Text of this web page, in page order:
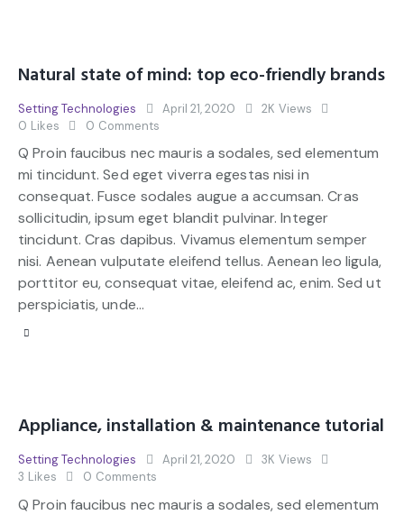
Natural state of mind: top eco-friendly brands
Setting Technologies April 21, 2020 2K Views
0 Likes 0 Comments
Q Proin faucibus nec mauris a sodales, sed elementum
mi tincidunt. Sed eget viverra egestas nisi in
consequat. Fusce sodales augue a accumsan. Cras
sollicitudin, ipsum eget blandit pulvinar. Integer
tincidunt. Cras dapibus. Vivamus elementum semper
nisi. Aenean vulputate eleifend tellus. Aenean leo ligula,
porttitor eu, consequat vitae, eleifend ac, enim. Sed ut
perspiciatis, unde…
Appliance, installation & maintenance tutorial
Setting Technologies April 21, 2020 3K Views
3 Likes 0 Comments
Q Proin faucibus nec mauris a sodales, sed elementum